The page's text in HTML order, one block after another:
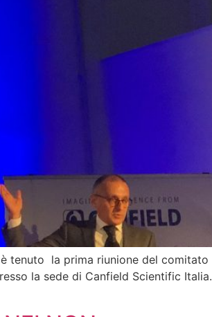
è tenuto la prima riunione del comitato
la sede di Canfield Scientific Italia.